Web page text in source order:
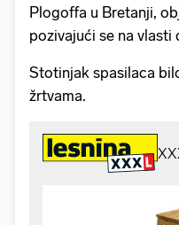
Plogoffa u Bretanji,
pozivajući se na vlasti
Stotinjak spasilaca
žrtvama.